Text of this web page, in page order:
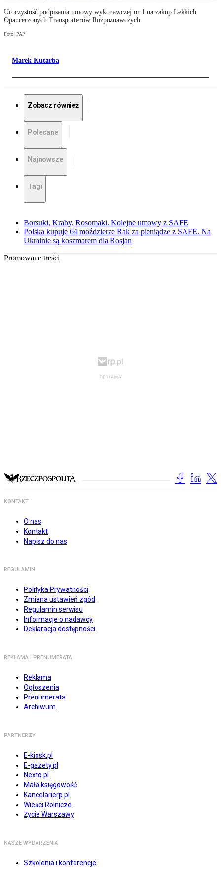
Uroczystość podpisania umowy wykonawczej nr 1 na zakup Lekkich
Opancerzonych Transporterów Rozpoznawczych
Foto: PAP
Marek Kutarba
Zobacz również
Polecane
Najnowsze
Tagi
Borsuki, Kraby, Rosomaki. Kolejne umowy z SAFE
Polska kupuje 64 moździerze Rak za pieniądze z SAFE. Na
Ukrainie są koszmarem dla Rosjan
Promowane treści
KONTAKT
O nas
Kontakt
Napisz do nas
REGULAMIN
Polityka Prywatności
Zmiana ustawień zgód
Regulamin serwisu
Informacje o nadawcy
Deklaracja dostępności
REKLAMA I PRENUMERATA
Reklama
Ogłoszenia
Prenumerata
Archiwum
PARTNERZY
E-kiosk.pl
E-gazety.pl
Nexto.pl
Mała księgowość
Kancelarierp.pl
Wieści Rolnicze
Życie Warszawy
NASZE WYDARZENIA
Szkolenia i konferencje